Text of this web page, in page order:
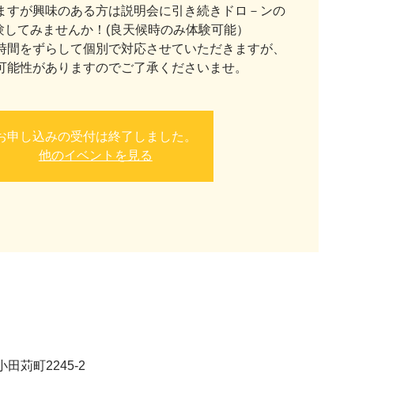
すが興味のある方は説明会に引き続きドロ－ンの
してみませんか！(良天候時のみ体験可能）
間をずらして個別で対応させていただきますが、
能性がありますのでご了承くださいませ。
申し込みの受付は終了しました。
他のイベントを見る
田苅町2245-2